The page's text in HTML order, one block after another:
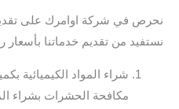
نحرص في شركة اوامرك على
نستفيد من تقديم خدماتنا
شراء المواد الكيميائية
مكافحة الحشرات بشراء